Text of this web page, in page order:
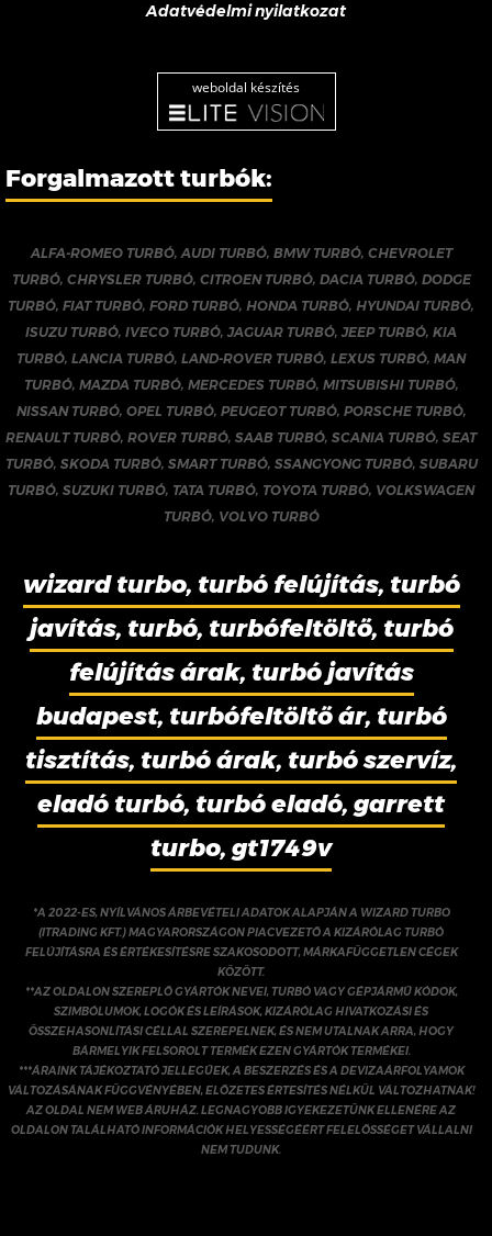
Adatvédelmi nyilatkozat
weboldal készítés
Forgalmazott turbók:
ALFA-ROMEO TURBÓ,AUDI TURBÓ, BMW TURBÓ, CHEVROLET
TURBÓ, CHRYSLER TURBÓ, CITROEN TURBÓ, DACIA TURBÓ, DODGE
TURBÓ,FIAT TURBÓ,FORD TURBÓ, HONDA TURBÓ, HYUNDAI TURBÓ,
ISUZU TURBÓ,IVECO TURBÓ,JAGUAR TURBÓ,JEEP TURBÓ,KIA
TURBÓ,LANCIA TURBÓ,LAND-ROVER TURBÓ,LEXUS TURBÓ,MAN
TURBÓ, MAZDA TURBÓ, MERCEDES TURBÓ, MITSUBISHI TURBÓ,
NISSAN TURBÓ, OPEL TURBÓ, PEUGEOT TURBÓ, PORSCHE TURBÓ,
RENAULT TURBÓ,ROVER TURBÓ,SAAB TURBÓ,SCANIA TURBÓ,SEAT
TURBÓ, SKODA TURBÓ, SMART TURBÓ, SSANGYONG TURBÓ, SUBARU
TURBÓ,SUZUKI TURBÓ, TATA TURBÓ, TOYOTA TURBÓ, VOLKSWAGEN
TURBÓ, VOLVO TURBÓ
wizard turbo, turbó felújítás, turbó
javítás, turbó, turbófeltöltő, turbó
felújítás árak, turbó javítás
budapest, turbófeltöltő ár, turbó
tisztítás, turbó árak, turbó szervíz,
eladó turbó, turbó eladó, garrett
turbo, gt1749v
*A 2022-ES, NYÍLVÁNOS ÁRBEVÉTELI ADATOK ALAPJÁN A WIZARD TURBO
(ITRADING KFT.) MAGYARORSZÁGON PIACVEZETŐ A KIZÁRÓLAG TURBÓ
FELÚJÍTÁSRA ÉS ÉRTÉKESÍTÉSRE SZAKOSODOTT, MÁRKAFÜGGETLEN CÉGEK
KÖZÖTT.
**AZ OLDALON SZEREPLŐ GYÁRTÓK NEVEI, TURBÓ VAGY GÉPJÁRMŰ KÓDOK,
SZIMBÓLUMOK, LOGÓK ÉS LEÍRÁSOK, KIZÁRÓLAG HIVATKOZÁSI ÉS
ÖSSZEHASONLÍTÁSI CÉLLAL SZEREPELNEK, ÉS NEM UTALNAK ARRA, HOGY
BÁRMELYIK FELSOROLT TERMÉK EZEN GYÁRTÓK TERMÉKEI.
***ÁRAINK TÁJÉKOZTATÓ JELLEGŰEK, A BESZERZÉS ÉS A DEVIZAÁRFOLYAMOK
VÁLTOZÁSÁNAK FÜGGVÉNYÉBEN, ELŐZETES ÉRTESÍTÉS NÉLKÜL VÁLTOZHATNAK!
AZ OLDAL NEM WEB ÁRUHÁZ. LEGNAGYOBB IGYEKEZETÜNK ELLENÉRE AZ
OLDALON TALÁLHATÓ INFORMÁCIÓK HELYESSÉGÉÉRT FELELŐSSÉGET VÁLLALNI
NEM TUDUNK.